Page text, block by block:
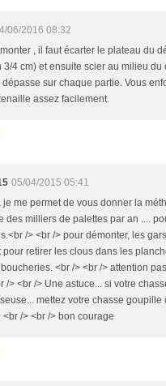
06/2016 08:32
, il faut écarter le plateau du
3/4 cm) et ensuite scier au milieu
sur chaque partie. Vous
assez facilement.
05/04/2015 05:41
je me permet de vous donner la
des milliers de palettes par an ....
/> <br /> pour démonter, les
pour retirer les clous dans les
<br /> <br /> attention
/> <br /> Une astuce... si votre
mettez votre chasse
<br /> <br /> bon courage